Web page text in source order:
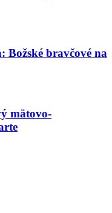
Božské bravčové na
mätovo-